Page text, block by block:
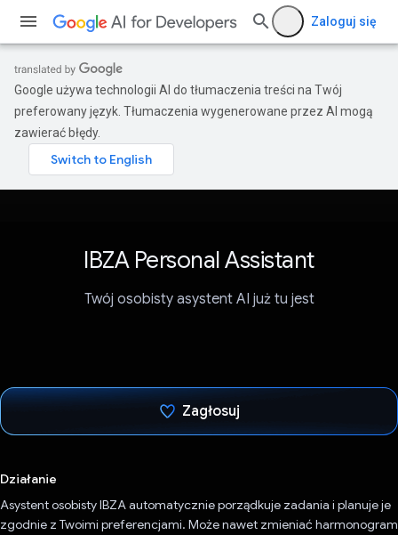
Zaloguj się
Google używa technologii AI do tłumaczenia treści na Twój
preferowany język. Tłumaczenia wygenerowane przez AI mogą
zawierać błędy.
IBZA Personal Assistant
Twój osobisty asystent AI już tu jest
Zagłosuj
Działanie
Asystent osobisty IBZA automatycznie porządkuje zadania i planuje je
zgodnie z Twoimi preferencjami. Może nawet zmieniać harmonogram